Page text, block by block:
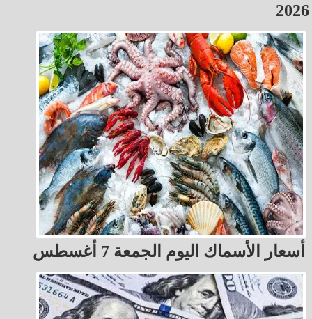
2026
أسعار الأسماك اليوم الجمعة 7 أغسطس